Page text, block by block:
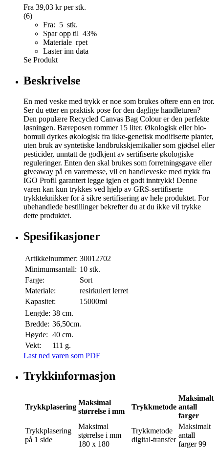
Fra 39,03 krper stk.
(6)
Fra: 5 stk.
Spar opp til 43%
Materiale rpet
Laster inn data
Se Produkt
Beskrivelse
En med veske med trykk er noe som brukes oftere enn en tror.
Ser du etter en praktisk pose for den daglige handleturen?
Den populære Recycled Canvas Bag Colour er den perfekte
løsningen. Bæreposen rommer 15 liter. Økologisk eller bio-
bomull dyrkes økologisk fra ikke-genetisk modifiserte planter,
uten bruk av syntetiske landbrukskjemikalier som gjødsel eller
pesticider, unntatt de godkjent av sertifiserte økologiske
reguleringer. Enten den skal brukes som forretningsgave eller
giveaway på en varemesse, vil en handleveske med trykk fra
IGO Profil garantert legge igjen et godt inntrykk! Denne
varen kan kun trykkes ved hjelp av GRS-sertifiserte
trykkteknikker for å sikre sertifisering av hele produktet. For
ubehandlede bestillinger bekrefter du at du ikke vil trykke
dette produktet.
Spesifikasjoner
Artikkelnummer: 30012702
Minimumsantall: 10 stk.
Farge:
Sort
Materiale:
resirkulert lerret
Kapasitet:
15000ml
Lengde: 38 cm.
Bredde: 36,50cm.
Høyde: 40 cm.
Vekt:
111 g.
Last ned varen som PDF
Trykkinformasjon
Trykkplasering
Maksimal
størrelse i mm
Trykkmetode
Maksimalt
antall
farger
Trykkplasering
på 1 side
Maksimal
størrelse i mm
180 x 180
Trykkmetode
digital-transfer
Maksimalt
antall
farger 99